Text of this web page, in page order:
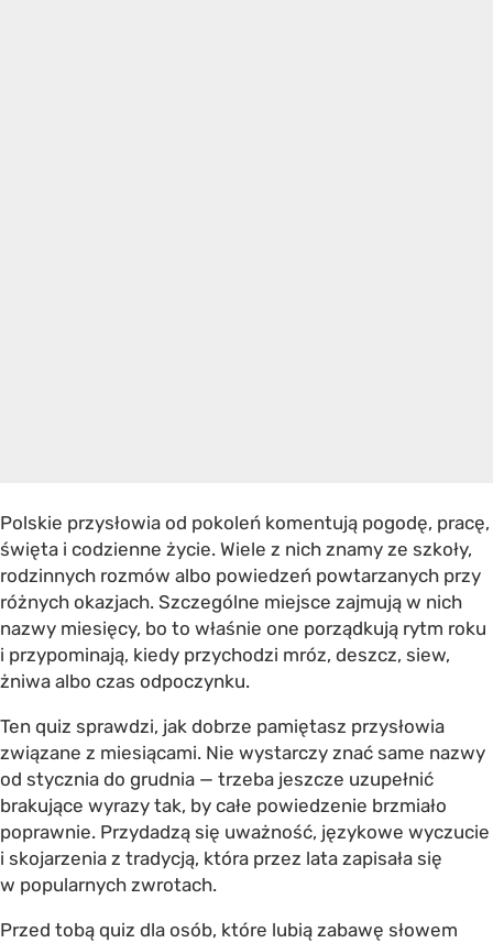
Polskie przysłowia od pokoleń komentują pogodę, pracę,
święta i codzienne życie. Wiele z nich znamy ze szkoły,
rodzinnych rozmów albo powiedzeń powtarzanych przy
różnych okazjach. Szczególne miejsce zajmują w nich
nazwy miesięcy, bo to właśnie one porządkują rytm roku
i przypominają, kiedy przychodzi mróz, deszcz, siew,
żniwa albo czas odpoczynku.
Ten quiz sprawdzi, jak dobrze pamiętasz przysłowia
związane z miesiącami. Nie wystarczy znać same nazwy
od stycznia do grudnia — trzeba jeszcze uzupełnić
brakujące wyrazy tak, by całe powiedzenie brzmiało
poprawnie. Przydadzą się uważność, językowe wyczucie
i skojarzenia z tradycją, która przez lata zapisała się
w popularnych zwrotach.
Przed tobą quiz dla osób, które lubią zabawę słowem